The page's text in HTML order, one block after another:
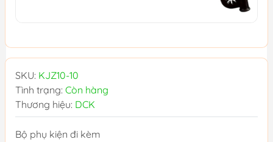
SKU: KJZ10-10
Tình trạng: Còn hàng
Thương hiệu: DCK
Bộ phụ kiện đi kèm